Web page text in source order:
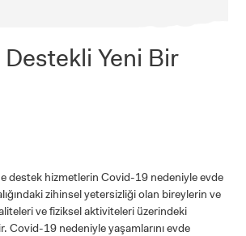
Yeni Bir
destek hizmetlerin Covid-19 nedeniyle evde
zihinsel yetersizliği olan bireylerin ve
ve fiziksel aktiviteleri üzerindeki
Covid-19 nedeniyle yaşamlarını evde